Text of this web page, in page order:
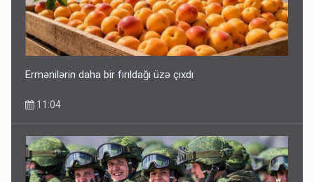
Ermənilərin daha bir fırıldağı üzə çıxdı
11:04